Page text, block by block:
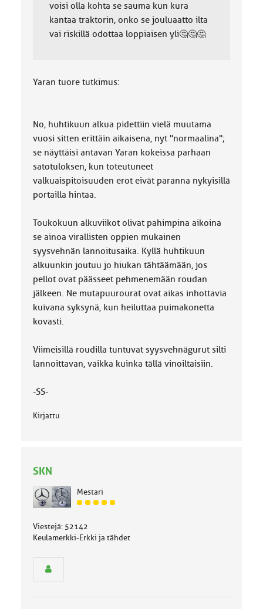
voisi olla kohta se sauma kun kura
kantaa traktorin, onko se jouluaatto ilta
vai riskillä odottaa loppiaisen yli🤔🤔🤔
Yaran tuore tutkimus:
No, huhtikuun alkua pidettiin vielä muutama
vuosi sitten erittäin aikaisena, nyt "normaalina";
se näyttäisi antavan Yaran kokeissa parhaan
satotuloksen, kun toteutuneet
valkuaispitoisuuden erot eivät paranna nykyisillä
portailla hintaa.
Toukokuun alkuviikot olivat pahimpina aikoina
se ainoa virallisten oppien mukainen
syysvehnän lannoitusaika. Kyllä huhtikuun
alkuunkin joutuu jo hiukan tähtäämään, jos
pellot ovat päässeet pehmenemään roudan
jälkeen. Ne mutapuurourat ovat aikas inhottavia
kuivana syksynä, kun heiluttaa puimakonetta
kovasti.
Viimeisillä roudilla tuntuvat syysvehnägurut silti
lannoittavan, vaikka kuinka tällä vinoiltaisiin.
-SS-
Kirjattu
SKN
Mestari
J
s
e
Viestejä: 52142
Keulamerkki-Erkki ja tähdet